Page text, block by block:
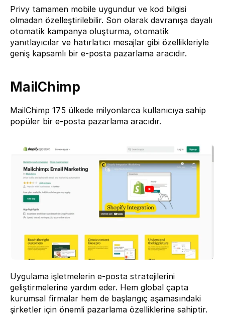
Privy tamamen mobile uygundur ve kod bilgisi
olmadan özelleştirilebilir. Son olarak davranışa dayalı
otomatik kampanya oluşturma, otomatik
yanıtlayıcılar ve hatırlatıcı mesajlar gibi özellikleriyle
geniş kapsamlı bir e-posta pazarlama aracıdır.
MailChimp
MailChimp 175 ülkede milyonlarca kullanıcıya sahip
popüler bir e-posta pazarlama aracıdır.
Uygulama işletmelerin e-posta stratejilerini
geliştirmelerine yardım eder. Hem global çapta
kurumsal firmalar hem de başlangıç aşamasındaki
şirketler için önemli pazarlama özelliklerine sahiptir.